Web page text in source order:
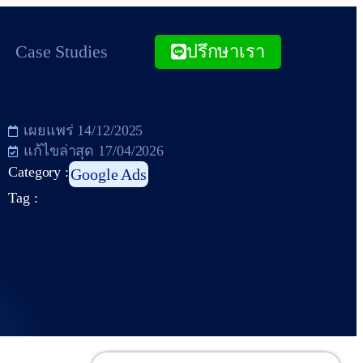
Case Studies ปรึกษาเรา
เผยแพร่ 14/12/2025
แก้ไขล่าสุด 17/04/2026
Category :Google Ads
Tag :